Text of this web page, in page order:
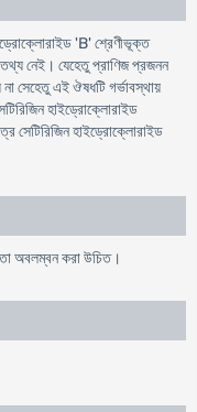
'B' শ্রেণীভূক্ত
তথ্য নেই। যেহেতু প্রাণিজ প্রজনন
না সেহেতু এই ঔষধটি গর্ভাবস্থায়
হাইড্রোক্লোরাইড
সেটিরিজিন হাইড্রোক্লোরাইড
অবলম্বন করা উচিত।